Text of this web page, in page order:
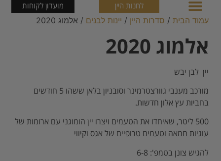
לחנות היין
מועדון לקוחות
עמוד הבית / סדרות היין / יינות לבנים / אלמוג 2020
אלמוג 2020
יין לבן יבש
מורכב מענבי גוורצטרמינר וסובניון בלאן ששהו 5 חודשים
בחביות עץ אלון חדשות.
500 ליטר, שאיחדו את הטעמים ויצרו יין הומוגני עם ארומות של
עוגיות חמאה וטעמים טרופיים של אגס וקיווי
להגיש צונן בטמפ': 6-8